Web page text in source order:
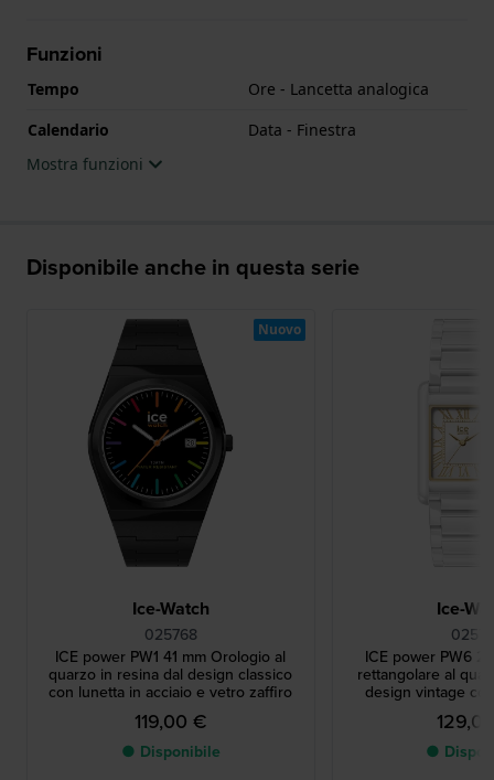
Funzioni
Tempo
Ore - Lancetta analogica
Calendario
Data - Finestra
Mostra funzioni
Disponibile anche in questa serie
Ice-Watch
025768
ICE power PW1 41 mm Orologio al
quarzo in resina dal design classico
con lunetta in acciaio e vetro zaffiro
119,00 €
● Disponibile
Nuovo
Ice-
ICE power PW6
rettangolare al
design vintage
●